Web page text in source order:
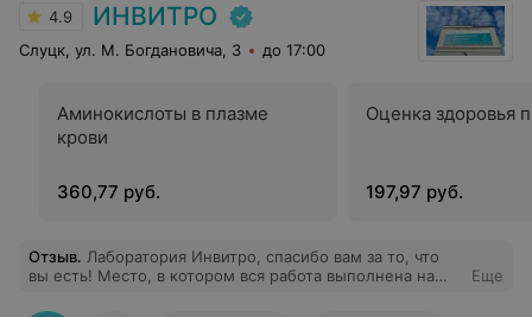
4.9 ИНВИТРО
Слуцк, ул. М. Богдановича, 3 до 17:00
Аминокислоты в плазме
крови
360,77 руб.
Оценка здоровья
197,97 руб.
Отзыв. Лаборатория Инвитро, спасибо вам за то, что
вы есть! Место, в котором вся работа выполнена на
Еще